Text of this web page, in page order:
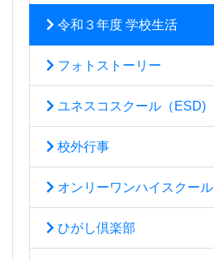
令和３年度 学校生活
フォトストーリー
ユネスコスクール（ESD)
校外行事
オンリーワンハイスクール
ひがし倶楽部